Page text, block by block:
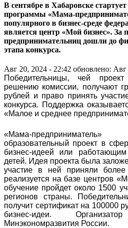
В сентябре в Хабаровске
программы «Мама-
популярного в бизнес-среде
является центр «Мой бизнес». За
предпринимательниц дошли до
этапа конкурса.
Авг 20, 2024 - 22:42 обновлено: Авг
Победительницы, чей
решению комиссии, получают
рублей и право принять
конкурса. Поддержка
«Малое и среднее
«Мама-
образовательный проект в
бизнес-идеей или
детей. Идея проекта была
участие в ней приняли
реализуется на базе центров
обучение пройдет около 1500
регионов страны.
получит сертификат на 100000
бизнес-идеи.
Минэкономразвития России.